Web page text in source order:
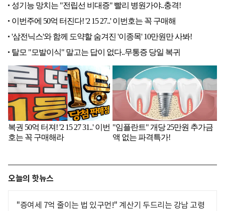
오늘의 핫뉴스
"증여세 7억 줄이는 법 있구먼!" 계산기 두드리는 강남 고령